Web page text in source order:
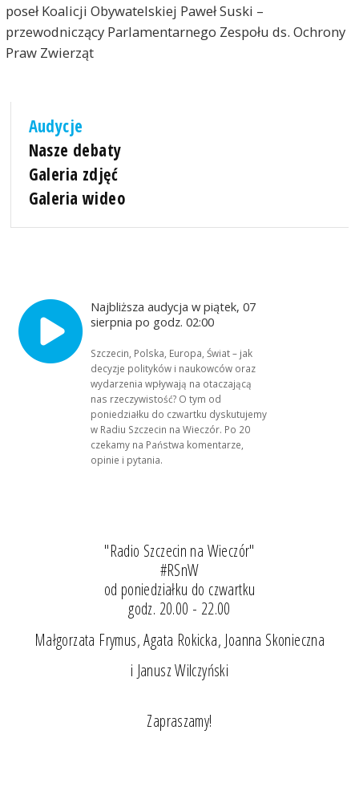
poseł Koalicji Obywatelskiej Paweł Suski –
przewodniczący Parlamentarnego Zespołu ds. Ochrony
Praw Zwierząt
Audycje
Nasze debaty
Galeria zdjęć
Galeria wideo
Najbliższa audycja w piątek, 07
sierpnia po godz. 02:00
Szczecin, Polska, Europa, Świat – jak
decyzje polityków i naukowców oraz
wydarzenia wpływają na otaczającą
nas rzeczywistość? O tym od
poniedziałku do czwartku dyskutujemy
w Radiu Szczecin na Wieczór. Po 20
czekamy na Państwa komentarze,
opinie i pytania.
"Radio Szczecin na Wieczór"
#RSnW
od poniedziałku do czwartku
godz. 20.00 - 22.00
Małgorzata Frymus, Agata Rokicka, Joanna Skonieczna
i Janusz Wilczyński
Zapraszamy!